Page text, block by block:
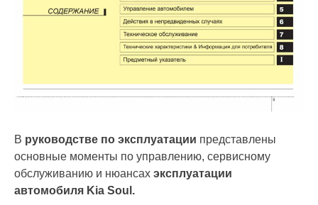
В руководстве по эксплуатации представлены
основные моменты по управлению, сервисному
обслуживанию и нюансах эксплуатации
автомобиля Kia Soul.